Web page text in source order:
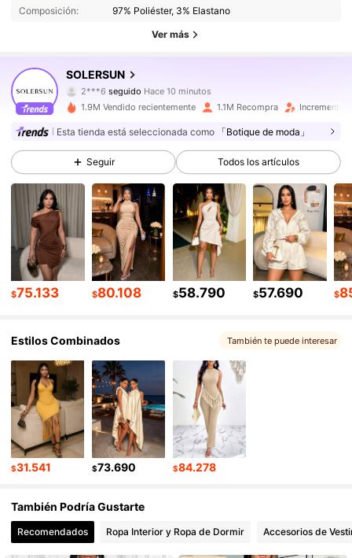
Composición: 97% Poliéster, 3% Elastano
Ver más
SOLERSUN
2***6seguido
6***4 está navegando
4,87
628K Seguidores
4,87 628K Seguidores
4,87 628K Seguidores
4,87 628K Seguidores
4,87 628K Seguidores
4,87 628K Seguidores
4,87 628K Seguidores
4,87 628K Seguidores
1.9M Vendido recientemente 1.1M Recompra Incremento
Esta tienda está seleccionada como 「Botique de moda」
Seguir Todos los artículos
$75.133 $80.108 $58.790 $57.690 $
Estilos Combinados También te puede interesar
$31.541 $73.690 $84.278
También Podría Gustarte
Recomendados Ropa Interior y Ropa de Dormir Accesorios de